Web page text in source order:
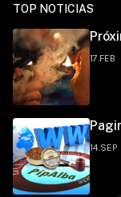
TOP NOTICIAS
17.FEB
14.SEP